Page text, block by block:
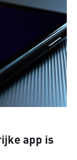
app is